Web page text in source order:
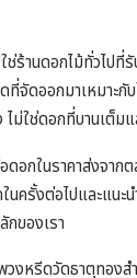
นดอกไม้ทั่วไปที่
ที่จัดออกมาเหมา
ไม่ใช่ดอกที่บานเต็ม
กในราคาส่งจาก
นครั้งต่อไปและแ
ของเรา
วงหรีดวัดธาตุทองส